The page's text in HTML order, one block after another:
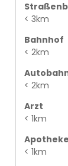
< 3km
Bahnhof
< 2km
< 2km
Arzt
< 1km
Apotheke
< 1km